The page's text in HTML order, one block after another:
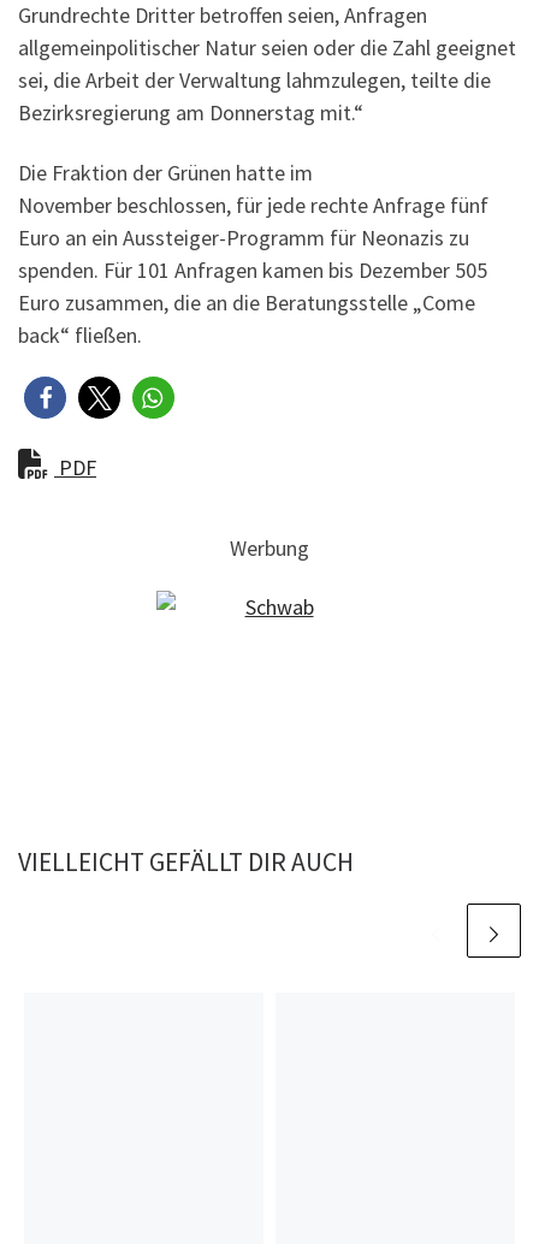
Grundrechte Dritter betroffen seien, Anfragen
allgemeinpolitischer Natur seien oder die Zahl geeignet
sei, die Arbeit der Verwaltung lahmzulegen, teilte die
Bezirksregierung am Donnerstag mit.“
Die Fraktion der Grünen hatte im
November beschlossen, für jede rechte Anfrage fünf
Euro an ein Aussteiger-Programm für Neonazis zu
spenden. Für 101 Anfragen kamen bis Dezember 505
Euro zusammen, die an die Beratungsstelle „Come
back“ fließen.
PDF
Werbung
VIELLEICHT GEFÄLLT DIR AUCH